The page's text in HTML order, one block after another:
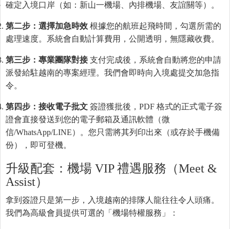
確定入境口岸（如：新山一機場、內排機場、友誼關等）。
第二步：選擇加急時效 根據您的航班起飛時間，勾選所需的
處理速度。系統會自動計算費用，公開透明，無隱藏收費。
第三步：專業團隊對接支付完成後，系統會自動將您的申請
派發給駐越南的專案經理。我們會即時向入境處提交加急指
令。
第四步：接收電子批文 簽證獲批後，PDF 格式的正式電子簽
證會直接發送到您的電子郵箱及通訊軟體（微
信/WhatsApp/LINE）。您只需將其列印出來（或存於手機備
份），即可登機。
升級配套：機場 VIP 禮遇服務（Meet &
Assist）
拿到簽證只是第一步，入境越南的排隊人龍往往令人頭痛。
我們為高級會員提供可選的「機場特權服務」：